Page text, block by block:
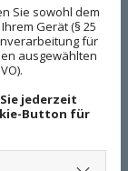
Zähnen
Sie sowohl dem
Gerät (§ 25
für
ausgewählten
jederzeit
Button für